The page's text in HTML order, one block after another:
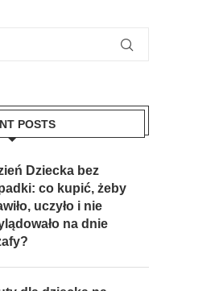
POSTS
Dziecka bez
co kupić, żeby
uczyło i nie
na dnie